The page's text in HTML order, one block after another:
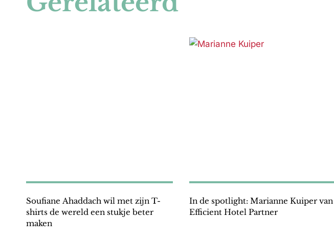
Soufiane Ahaddach wil met zijn T-
shirts de wereld een stukje beter
maken
In de spotlight: Marianne Kuiper van
Efficient Hotel Partner